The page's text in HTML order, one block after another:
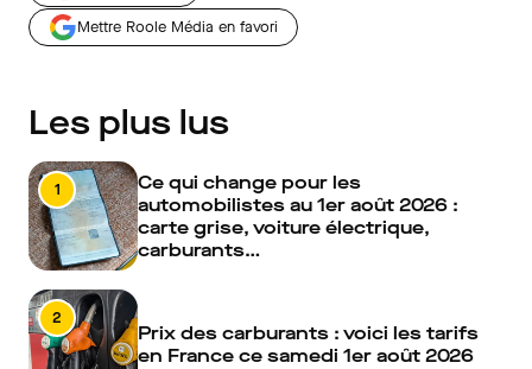
Mettre Roole Média en favori
Les plus lus
1
Ce qui change pour les
automobilistes au 1er août 2026 :
carte grise, voiture électrique,
carburants…
2
Prix des carburants : voici les tarifs
en France ce samedi 1er août 2026